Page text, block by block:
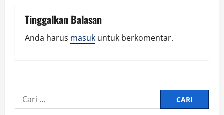
Tinggalkan Balasan
Anda harus masuk untuk berkomentar.
Cari
untuk: